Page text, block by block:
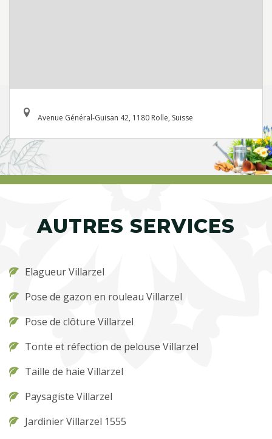
Avenue Général-Guisan 42, 1180 Rolle, Suisse
AUTRES SERVICES
Elagueur Villarzel
Pose de gazon en rouleau Villarzel
Pose de clôture Villarzel
Tonte et réfection de pelouse Villarzel
Taille de haie Villarzel
Paysagiste Villarzel
Jardinier Villarzel 1555